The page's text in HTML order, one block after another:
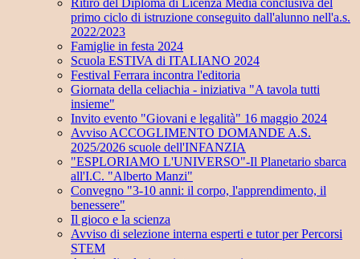
Ritiro del Diploma di Licenza Media conclusiva del
primo ciclo di istruzione conseguito dall'alunno nell'a.s.
2022/2023
Famiglie in festa 2024
Scuola ESTIVA di ITALIANO 2024
Festival Ferrara incontra l'editoria
Giornata della celiachia - iniziativa "A tavola tutti
insieme"
Invito evento "Giovani e legalità" 16 maggio 2024
Avviso ACCOGLIMENTO DOMANDE A.S.
2025/2026 scuole dell'INFANZIA
"ESPLORIAMO L'UNIVERSO"-Il Planetario sbarca
all'I.C. "Alberto Manzi"
Convegno "3-10 anni: il corpo, l'apprendimento, il
benessere"
Il gioco e la scienza
Avviso di selezione interna esperti e tutor per Percorsi
STEM